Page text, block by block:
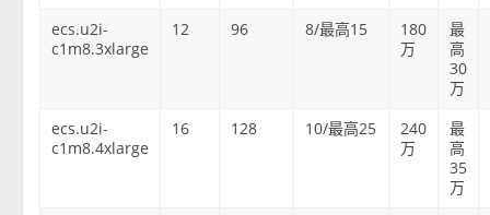
ecs.u2i-
c1m8.3xlarge
12 96 8/最高15
180
万
最
高
30
万
ecs.u2i-
c1m8.4xlarge
16 128 10/最高25
240
万
最
高
35
万